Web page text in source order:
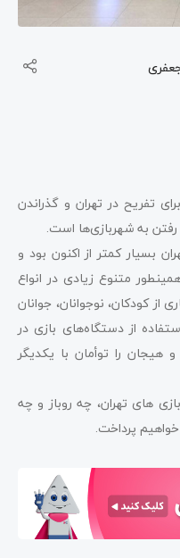
تفریح در تهران و گذراندن
به شهربازی‌ها است.
بسیار کمتر از اکنون بود و
متنوع زیادی در انواع
از کودکان، نوجوانان، جوانان
از دستگاه‌های بازی در
هیجان را توأمان با یکدیگر
‌های تهران، چه روباز و چه
پرداخت.